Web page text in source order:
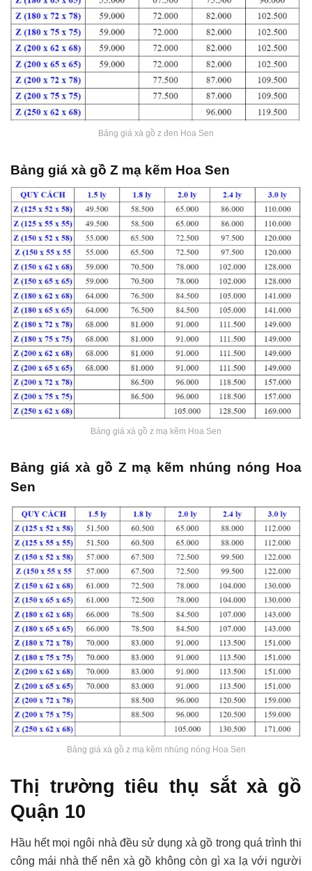
Bảng giá xà gồ z đen Hoa Sen
Bảng giá xà gồ Z mạ kẽm Hoa Sen
Bảng giá xà gồ z mạ kẽm Hoa Sen
Bảng giá xà gồ Z mạ kẽm nhúng nóng Hoa
Sen
Bảng giá xà gồ z mạ kẽm nhúng nóng Hoa Sen
Thị trường tiêu thụ sắt xà gồ
Quận 10
Hầu hết mọi ngôi nhà đều sử dụng xà gồ trong quá trình thi
công mái nhà thế nên xà gồ không còn gì xa lạ với người